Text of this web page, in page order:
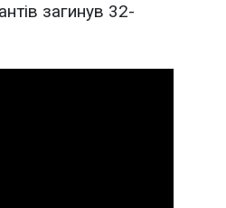
загинув 32-